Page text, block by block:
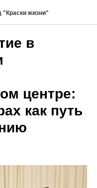
"Краски жизни"
в
центре:
как путь